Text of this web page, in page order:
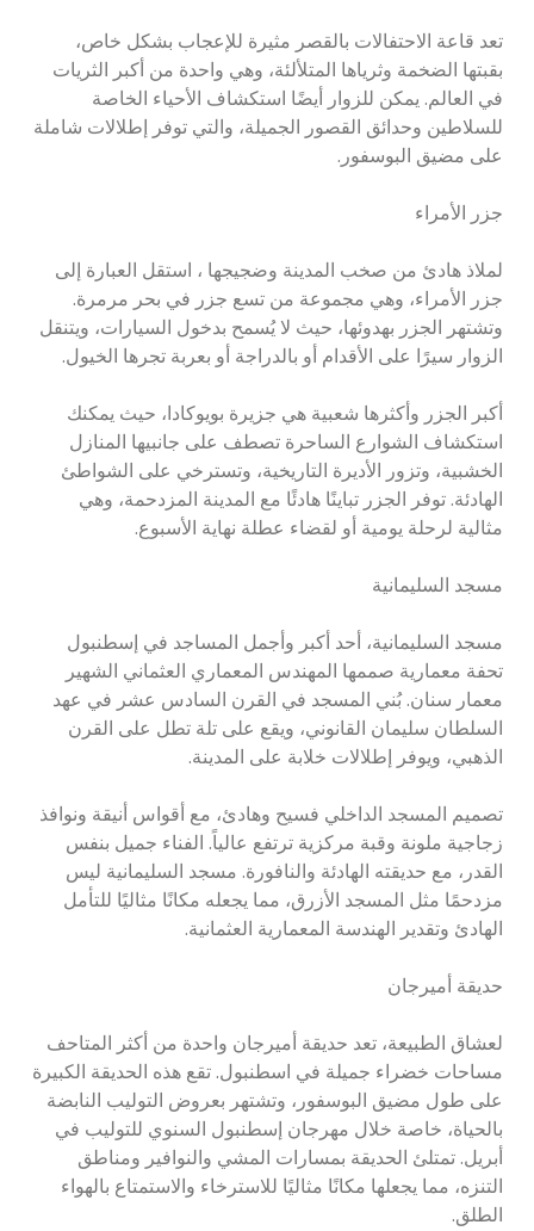
تعد قاعة الاحتفالات بالقصر مثيرة للإعجاب بشكل خاص،
بقبتها الضخمة وثرياها المتلألئة، وهي واحدة من أكبر الثريات
في العالم. يمكن للزوار أيضًا استكشاف الأحياء الخاصة
للسلاطين وحدائق القصور الجميلة، والتي توفر إطلالات شاملة
على مضيق البوسفور.
جزر الأمراء
لملاذ هادئ من صخب المدينة وضجيجها ، استقل العبارة إلى
جزر الأمراء، وهي مجموعة من تسع جزر في بحر مرمرة.
وتشتهر الجزر بهدوئها، حيث لا يُسمح بدخول السيارات، ويتنقل
الزوار سيرًا على الأقدام أو بالدراجة أو بعربة تجرها الخيول.
أكبر الجزر وأكثرها شعبية هي جزيرة بويوكادا، حيث يمكنك
استكشاف الشوارع الساحرة تصطف على جانبيها المنازل
الخشبية، وتزور الأديرة التاريخية، وتسترخي على الشواطئ
الهادئة. توفر الجزر تباينًا هادئًا مع المدينة المزدحمة، وهي
مثالية لرحلة يومية أو لقضاء عطلة نهاية الأسبوع.
مسجد السليمانية
مسجد السليمانية، أحد أكبر وأجمل المساجد في إسطنبول
تحفة معمارية صممها المهندس المعماري العثماني الشهير
معمار سنان. بُني المسجد في القرن السادس عشر في عهد
السلطان سليمان القانوني، ويقع على تلة تطل على القرن
الذهبي، ويوفر إطلالات خلابة على المدينة.
تصميم المسجد الداخلي فسيح وهادئ، مع أقواس أنيقة ونوافذ
زجاجية ملونة وقبة مركزية ترتفع عالياً. الفناء جميل بنفس
القدر، مع حديقته الهادئة والنافورة. مسجد السليمانية ليس
مزدحمًا مثل المسجد الأزرق، مما يجعله مكانًا مثاليًا للتأمل
الهادئ وتقدير الهندسة المعمارية العثمانية.
حديقة أميرجان
لعشاق الطبيعة، تعد حديقة أميرجان واحدة من أكثر المتاحف
مساحات خضراء جميلة في اسطنبول. تقع هذه الحديقة الكبيرة
على طول مضيق البوسفور، وتشتهر بعروض التوليب النابضة
بالحياة، خاصة خلال مهرجان إسطنبول السنوي للتوليب في
أبريل. تمتلئ الحديقة بمسارات المشي والنوافير ومناطق
التنزه، مما يجعلها مكانًا مثاليًا للاسترخاء والاستمتاع بالهواء
الطلق.